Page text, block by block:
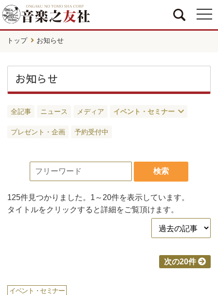
トップ お知らせ
お知らせ
全記事 ニュース メディア イベント・セミナー
プレゼント・企画 予約受付中
検索
125件見つかりました。 1～20件を表示しています。
タイトルをクリックすると詳細をご覧頂けます。
次の20件
イベント・セミナー